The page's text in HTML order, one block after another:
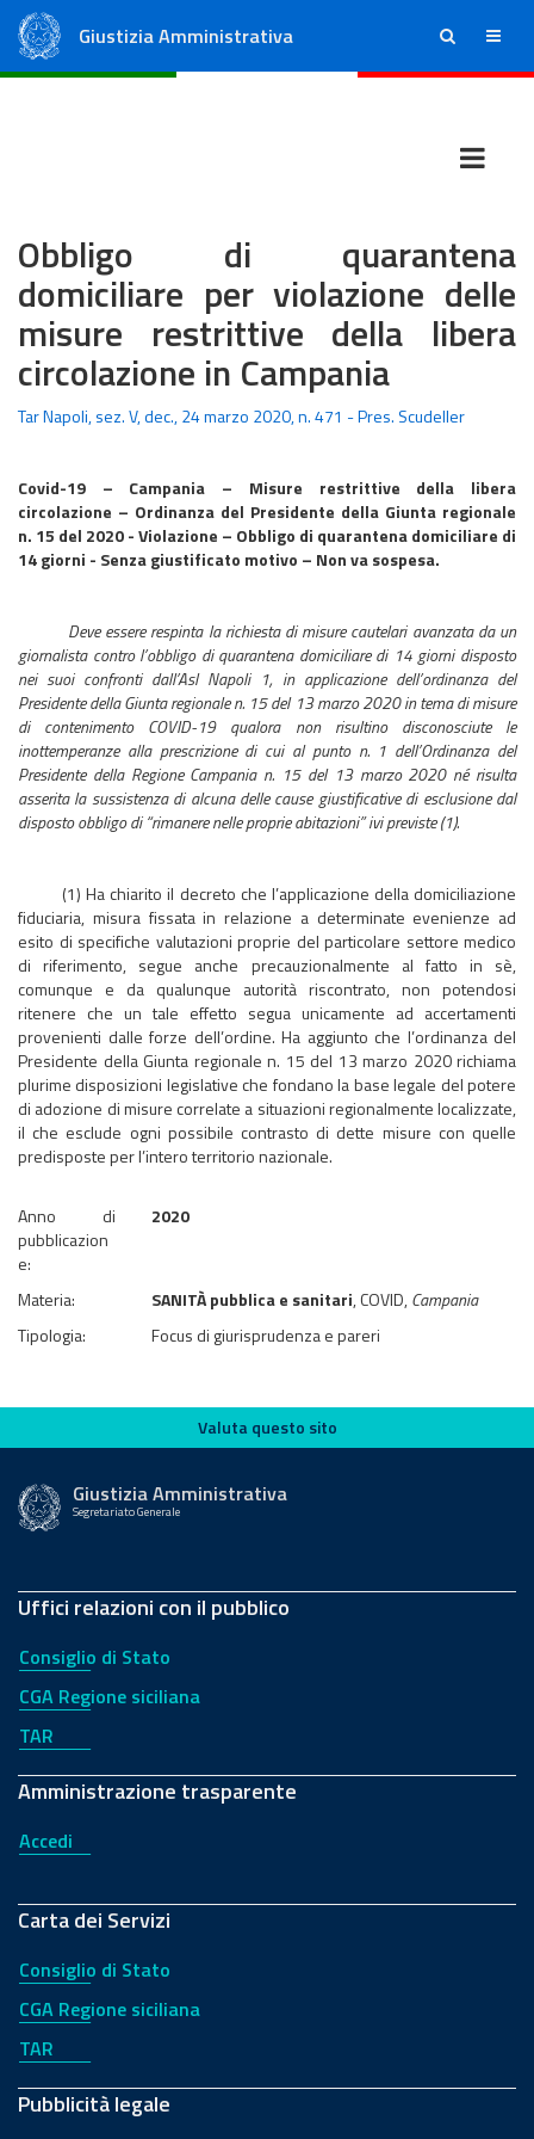
Giustizia Amministrativa ricerca menu
Obbligo di quarantena
domiciliare per violazione delle
misure restrittive della libera
circolazione in Campania
Tar Napoli, sez. V, dec., 24 marzo 2020, n. 471 - Pres. Scudeller
Covid-19 – Campania – Misure restrittive della libera
circolazione – Ordinanza del Presidente della Giunta regionale
n. 15 del 2020 - Violazione – Obbligo di quarantena domiciliare di
14 giorni - Senza giustificato motivo – Non va sospesa.
Deve essere respinta la richiesta di misure cautelari avanzata da un
giornalista contro l’obbligo di quarantena domiciliare di 14 giorni disposto
nei suoi confronti dall’Asl Napoli 1, in applicazione dell’ordinanza del
Presidente della Giunta regionale n. 15 del 13 marzo 2020 in tema di misure
di contenimento COVID-19 qualora non risultino disconosciute le
inottemperanze alla prescrizione di cui al punto n. 1 dell’Ordinanza del
Presidente della Regione Campania n. 15 del 13 marzo 2020 né risulta
asserita la sussistenza di alcuna delle cause giustificative di esclusione dal
disposto obbligo di “rimanere nelle proprie abitazioni” ivi previste (1).
(1) Ha chiarito il decreto che l’applicazione della domiciliazione
fiduciaria, misura fissata in relazione a determinate evenienze ad
esito di specifiche valutazioni proprie del particolare settore medico
di riferimento, segue anche precauzionalmente al fatto in sè,
comunque e da qualunque autorità riscontrato, non potendosi
ritenere che un tale effetto segua unicamente ad accertamenti
provenienti dalle forze dell’ordine. Ha aggiunto che l’ordinanza del
Presidente della Giunta regionale n. 15 del 13 marzo 2020 richiama
plurime disposizioni legislative che fondano la base legale del potere
di adozione di misure correlate a situazioni regionalmente localizzate,
il che esclude ogni possibile contrasto di dette misure con quelle
predisposte per l’intero territorio nazionale.
Anno di
pubblicazion
e:
2020
Materia: SANITÀ pubblica e sanitari, COVID,Campania
Tipologia:
Focus di giurisprudenza e pareri
Valuta questo sito
Valuta questo sito
Giustizia Amministrativa
Segretariato Generale
Uffici relazioni con il pubblico
Consiglio di Stato
CGA Regione siciliana
TAR
Amministrazione trasparente
Accedi
Carta dei Servizi
Consiglio di Stato
CGA Regione siciliana
TAR
Pubblicità legale